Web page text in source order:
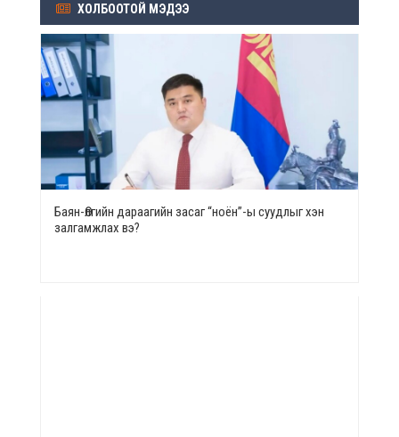
ХОЛБООТОЙ МЭДЭЭ
Баян-Өлгийн дараагийн засаг “ноён”-ы суудлыг хэн
залгамжлах вэ?